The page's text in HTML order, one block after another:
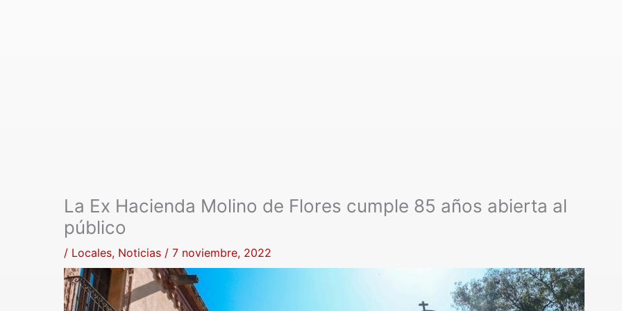
La Ex Hacienda Molino de Flores cumple 85 años abierta al
público
/ Locales, Noticias / 7 noviembre, 2022